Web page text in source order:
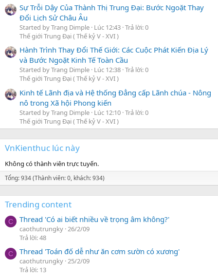
Sự Trỗi Dậy Của Thành Thị Trung Đại: Bước Ngoặt Thay
Đổi Lịch Sử Châu Âu
Started by Trang Dimple Lúc 12:43 Trả lời: 0
Thế giới Trung Đại ( Thế kỷ V - XVI )
Hành Trình Thay Đổi Thế Giới: Các Cuộc Phát Kiến Địa Lý
và Bước Ngoặt Kinh Tế Toàn Cầu
Started by Trang Dimple Lúc 12:38 Trả lời: 0
Thế giới Trung Đại ( Thế kỷ V - XVI )
Kinh tế Lãnh địa và Hệ thống Đẳng cấp Lãnh chúa - Nông
nô trong Xã hội Phong kiến
Started by Trang Dimple Lúc 12:10 Trả lời: 0
Thế giới Trung Đại ( Thế kỷ V - XVI )
VnKienthuc lúc này
Không có thành viên trực tuyến.
Tổng: 934 (Thành viên: 0, khách: 934)
Trending content
C Thread 'Có ai biết nhiều về trọng âm không?'
caothutrungky 26/2/09
Trả lời: 48
C Thread 'Toán đố dễ như ăn cơm sườn có xương'
caothutrungky 25/2/09
Trả lời: 13